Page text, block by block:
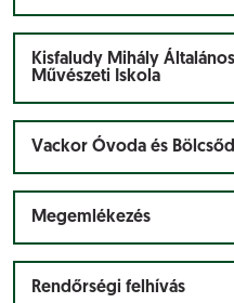
Kisfaludy Mihály
Művészeti Iskola
Vackor Óvoda és
Megemlékezés
Rendőrségi felhívás